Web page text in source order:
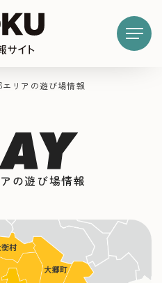
リアの遊び場情報
の遊び場情報